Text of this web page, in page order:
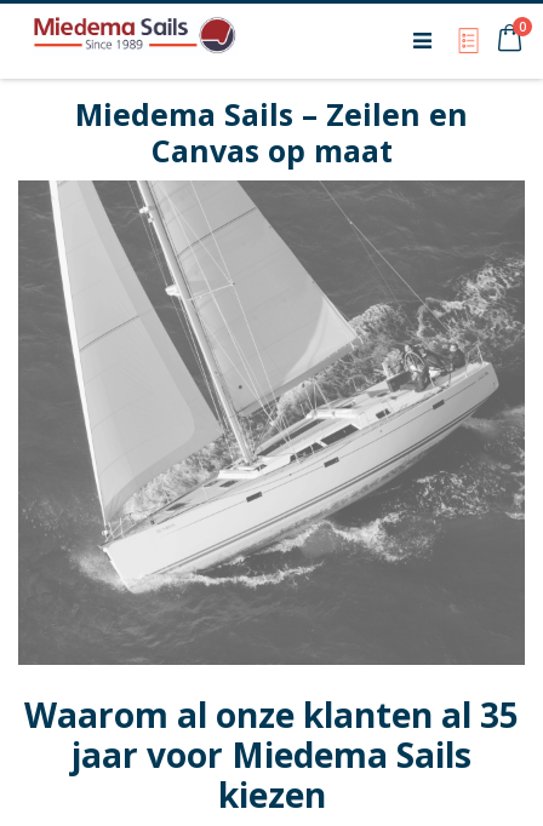
My0
Miedema Sails – Zeilen en
Canvas op maat
Waarom al onze klanten al 35
jaar voor Miedema Sails
kiezen